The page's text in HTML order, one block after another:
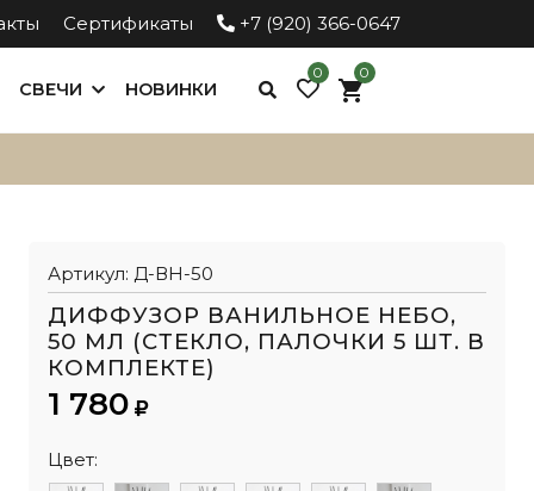
Сертификаты +7 (920) 366-0647
СВЕЧИ НОВИНКИ
0 0
Артикул: Д-ВН-50
ДИФФУЗОР ВАНИЛЬНОЕ НЕБО,
50 МЛ (СТЕКЛО, ПАЛОЧКИ 5 ШТ. В
КОМПЛЕКТЕ)
1 780
Цвет: